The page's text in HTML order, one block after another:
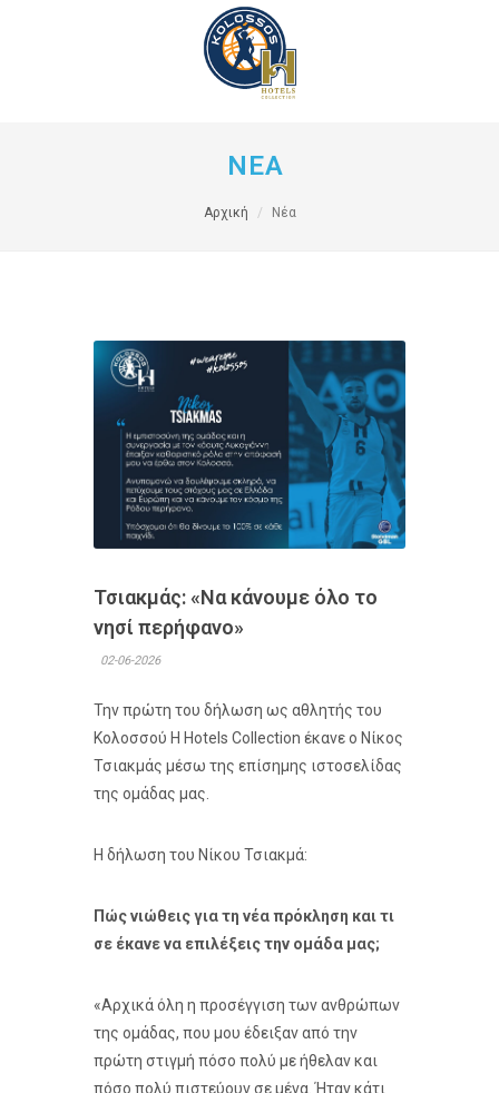
ΝΕΑ
Αρχική Νέα
Τσιακμάς: «Να κάνουμε όλο το
νησί περήφανο»
02-06-2026
Την πρώτη του δήλωση ως αθλητής του
Κολοσσού H Hotels Collection έκανε ο Νίκος
Τσιακμάς μέσω της επίσημης ιστοσελίδας
της ομάδας μας.
Η δήλωση του Νίκου Τσιακμά:
Πώς νιώθεις για τη νέα πρόκληση και τι
σε έκανε να επιλέξεις την ομάδα μας;
«Αρχικά όλη η προσέγγιση των ανθρώπων
της ομάδας, που μου έδειξαν από την
πρώτη στιγμή πόσο πολύ με ήθελαν και
πόσο πολύ πιστεύουν σε μένα. Ήταν κάτι